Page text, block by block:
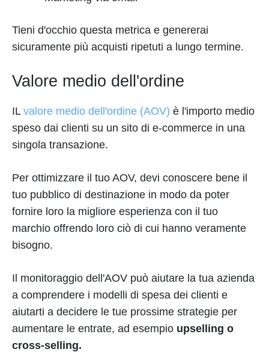
Tieni d'occhio questa metrica e genererai
sicuramente più acquisti ripetuti a lungo termine.
Valore medio dell'ordine
IL valore medio dell'ordine (AOV) è l'importo medio
speso dai clienti su un sito di e-commerce in una
singola transazione.
Per ottimizzare il tuo AOV, devi conoscere bene il
tuo pubblico di destinazione in modo da poter
fornire loro la migliore esperienza con il tuo
marchio offrendo loro ciò di cui hanno veramente
bisogno.
Il monitoraggio dell'AOV può aiutare la tua azienda
a comprendere i modelli di spesa dei clienti e
aiutarti a decidere le tue prossime strategie per
aumentare le entrate, ad esempio upselling o
cross-selling.